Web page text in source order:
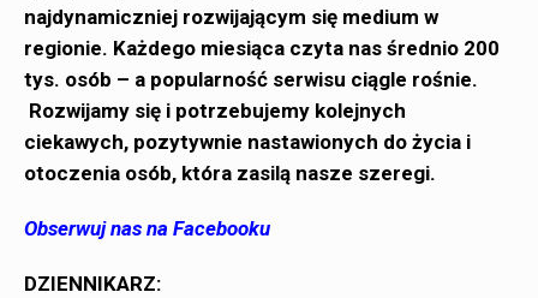
najdynamiczniej rozwijającym się medium w
regionie. Każdego miesiąca czyta nas średnio 200
tys. osób – a popularność serwisu ciągle rośnie.
Rozwijamy się i potrzebujemy kolejnych
ciekawych, pozytywnie nastawionych do życia i
otoczenia osób, która zasilą nasze szeregi.
Obserwuj nas na Facebooku
DZIENNIKARZ: